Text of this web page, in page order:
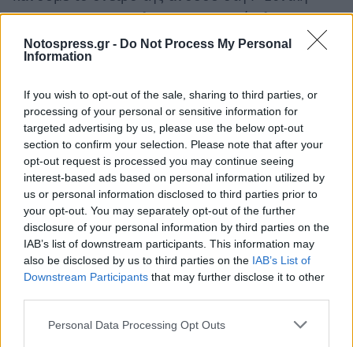
Notospress.gr - Do Not Process My Personal
Information
If you wish to opt-out of the sale, sharing to third parties, or
processing of your personal or sensitive information for
targeted advertising by us, please use the below opt-out
section to confirm your selection. Please note that after your
opt-out request is processed you may continue seeing
interest-based ads based on personal information utilized by
us or personal information disclosed to third parties prior to
your opt-out. You may separately opt-out of the further
disclosure of your personal information by third parties on the
IAB’s list of downstream participants. This information may
also be disclosed by us to third parties on the IAB’s List of
Downstream Participants that may further disclose it to other
Personal Data Processing Opt Outs
πραγματικοτητα. Τελος να συγχαρώ ολα τα μεσα
μαζικής ενημέρωσης για την προσπάθεια που
κατέβαλαν για την προβολή του